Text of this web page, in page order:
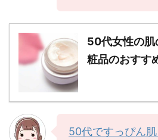
50代女性の肌
粧品のおすす
50代ですっぴん